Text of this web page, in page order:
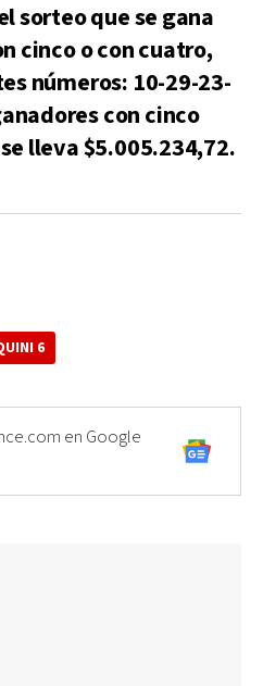
sorteo que se gana
cinco o con cuatro,
números: 10-29-23-
con cinco
lleva $5.005.234,72.
6
en Google